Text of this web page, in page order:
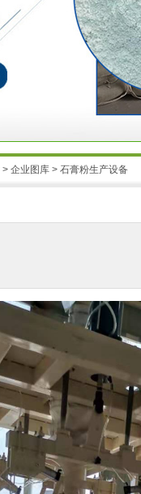
> 企业图库 > 石膏粉生产设备